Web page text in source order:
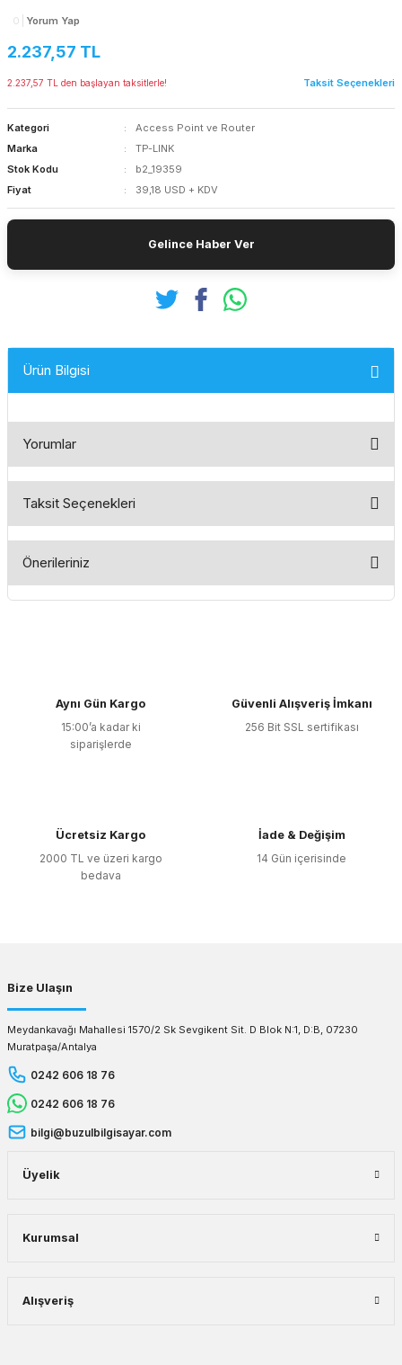
0 Yorum Yap
2.237,57 TL
2.237,57 TL den başlayan taksitlerle! Taksit Seçenekleri
Kategori
Access Point ve Router
Marka
TP-LINK
Stok Kodu
b2_19359
Fiyat
39,18 USD + KDV
Gelince Haber Ver
Ürün Bilgisi
Yorumlar
Taksit Seçenekleri
Önerileriniz
Ürün resmi kalitesiz, bozuk veya görüntülenemiyor.
Ürün açıklamasında eksik bilgiler bulunuyor.
Ürün bilgilerinde hatalar bulunuyor.
Aynı Gün Kargo
15:00’a kadar ki
siparişlerde
Güvenli Alışveriş İmkanı
256 Bit SSL sertifikası
Ücretsiz Kargo
2000 TL ve üzeri kargo
bedava
İade & Değişim
14 Gün içerisinde
Bize Ulaşın
Meydankavağı Mahallesi 1570/2 Sk Sevgikent Sit. D Blok N:1, D:B, 07230
Muratpaşa/Antalya
0242 606 18 76
0242 606 18 76
bilgi@buzulbilgisayar.com
Üyelik
Kurumsal
Alışveriş